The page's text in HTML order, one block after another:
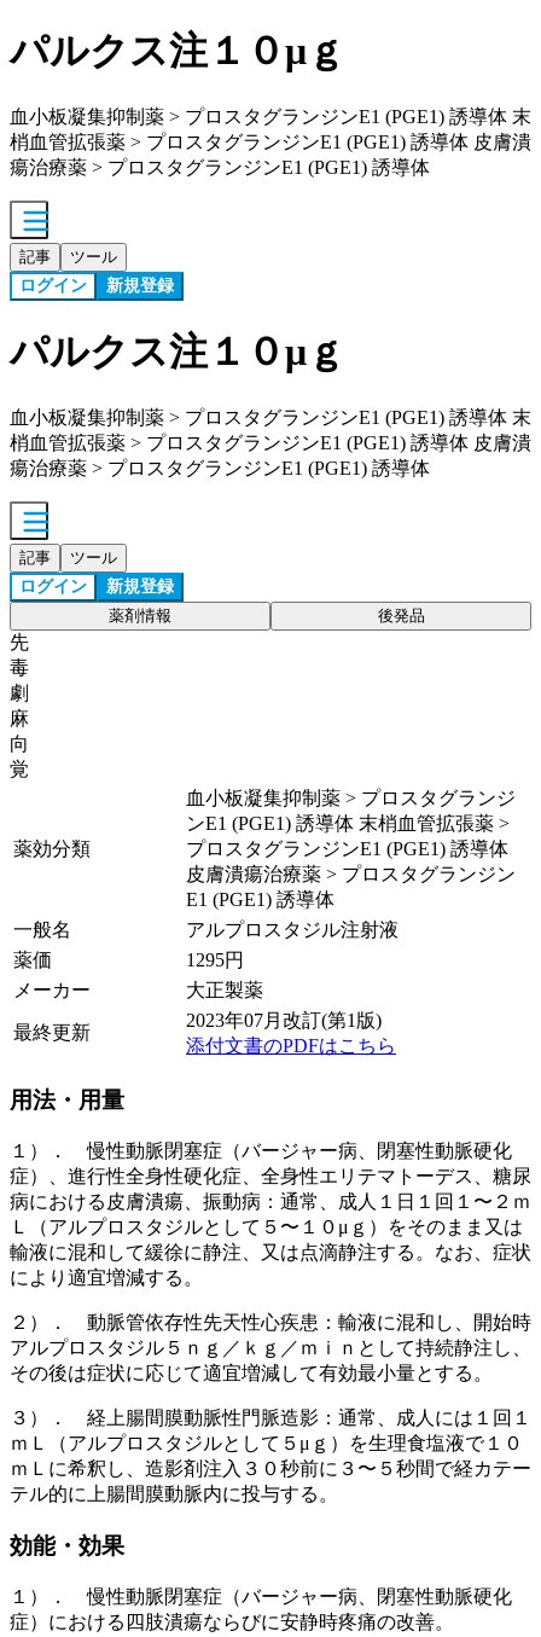
パルクス注１０μｇ
血小板凝集抑制薬 > プロスタグランジンE1 (PGE1) 誘導体 末
梢血管拡張薬 > プロスタグランジンE1 (PGE1) 誘導体 皮膚潰
瘍治療薬 > プロスタグランジンE1 (PGE1) 誘導体
記事 ツール
ログイン 新規登録
パルクス注１０μｇ
血小板凝集抑制薬 > プロスタグランジンE1 (PGE1) 誘導体 末
梢血管拡張薬 > プロスタグランジンE1 (PGE1) 誘導体 皮膚潰
瘍治療薬 > プロスタグランジンE1 (PGE1) 誘導体
記事 ツール
ログイン 新規登録
薬剤情報 後発品
先
毒
劇
麻
向
覚
薬効分類
血小板凝集抑制薬 > プロスタグランジ
ンE1 (PGE1) 誘導体 末梢血管拡張薬 >
プロスタグランジンE1 (PGE1) 誘導体
皮膚潰瘍治療薬 > プロスタグランジン
E1 (PGE1) 誘導体
一般名
アルプロスタジル注射液
薬価
1295円
メーカー
大正製薬
最終更新
2023年07月改訂(第1版)
添付文書のPDFはこちら
用法・用量
１）． 慢性動脈閉塞症（バージャー病、閉塞性動脈硬化
症）、進行性全身性硬化症、全身性エリテマトーデス、糖尿
病における皮膚潰瘍、振動病：通常、成人１日１回１〜２ｍ
Ｌ（アルプロスタジルとして５〜１０μｇ）をそのまま又は
輸液に混和して緩徐に静注、又は点滴静注する。なお、症状
により適宜増減する。
２）． 動脈管依存性先天性心疾患：輸液に混和し、開始時
アルプロスタジル５ｎｇ／ｋｇ／ｍｉｎとして持続静注し、
その後は症状に応じて適宜増減して有効最小量とする。
３）． 経上腸間膜動脈性門脈造影：通常、成人には１回１
ｍＬ（アルプロスタジルとして５μｇ）を生理食塩液で１０
ｍＬに希釈し、造影剤注入３０秒前に３〜５秒間で経カテー
テル的に上腸間膜動脈内に投与する。
効能・効果
１）． 慢性動脈閉塞症（バージャー病、閉塞性動脈硬化
症）における四肢潰瘍ならびに安静時疼痛の改善。